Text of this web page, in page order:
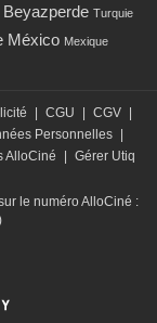
Beyazperde Turquie
México Mexique
| CGU | CGV |
Personnelles |
AlloCiné | Gérer Utiq
le numéro AlloCiné :